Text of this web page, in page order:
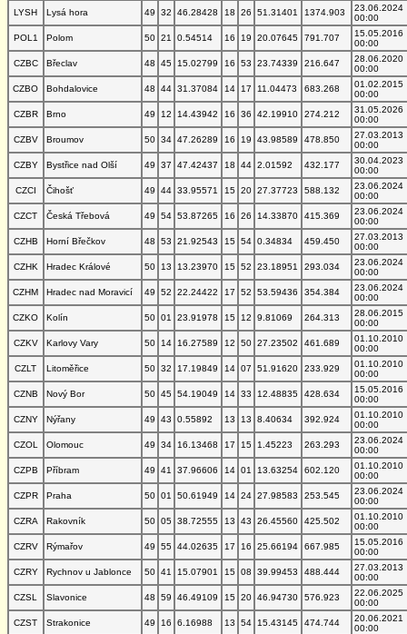
LYSH
Lysá hora 49 32 46.28428 18 26 51.31401 1374.903
23.06.2024
00:00
POL1
Polom 50 21 0.54514 16 19 20.07645 791.707
15.05.2016
00:00
CZBC
Břeclav 48 45 15.02799 16 53 23.74339 216.647
28.06.2020
00:00
CZBO
Bohdalovice 48 44 31.37084 14 17 11.04473 683.268
01.02.2015
00:00
CZBR
Brno 49 12 14.43942 16 36 42.19910 274.212
31.05.2026
00:00
CZBV
Broumov 50 34 47.26289 16 19 43.98589 478.850
27.03.2013
00:00
CZBY
Bystřice nad Olší 49 37 47.42437 18 44 2.01592 432.177
30.04.2023
00:00
CZCI
Čihošť 49 44 33.95571 15 20 27.37723 588.132
23.06.2024
00:00
CZCT
Česká Třebová 49 54 53.87265 16 26 14.33870 415.369
23.06.2024
00:00
CZHB
Horní Břečkov 48 53 21.92543 15 54 0.34834 459.450
27.03.2013
00:00
CZHK
Hradec Králové 50 13 13.23970 15 52 23.18951 293.034
23.06.2024
00:00
CZHM
Hradec nad Moravicí 49 52 22.24422 17 52 53.59436 354.384
23.06.2024
00:00
CZKO
Kolín 50 01 23.91978 15 12 9.81069 264.313
28.06.2015
00:00
CZKV
Karlovy Vary 50 14 16.27589 12 50 27.23502 461.689
01.10.2010
00:00
CZLT
Litoměřice 50 32 17.19849 14 07 51.91620 233.929
01.10.2010
00:00
CZNB
Nový Bor 50 45 54.19049 14 33 12.48835 428.634
15.05.2016
00:00
CZNY
Nýřany 49 43 0.55892 13 13 8.40634 392.924
01.10.2010
00:00
CZOL
Olomouc 49 34 16.13468 17 15 1.45223 263.293
23.06.2024
00:00
CZPB
Příbram 49 41 37.96606 14 01 13.63254 602.120
01.10.2010
00:00
CZPR
Praha 50 01 50.61949 14 24 27.98583 253.545
23.06.2024
00:00
CZRA
Rakovník 50 05 38.72555 13 43 26.45560 425.502
01.10.2010
00:00
CZRV
Rýmařov 49 55 44.02635 17 16 25.66194 667.985
15.05.2016
00:00
CZRY
Rychnov u Jablonce 50 41 15.07901 15 08 39.99453 488.444
27.03.2013
00:00
CZSL
Slavonice 48 59 46.49109 15 20 46.94730 576.923
22.06.2025
00:00
CZST
Strakonice 49 16 6.16988 13 54 15.43145 474.744
20.06.2021
00:00